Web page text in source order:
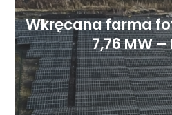
Wkręcana farma
7,76 MW